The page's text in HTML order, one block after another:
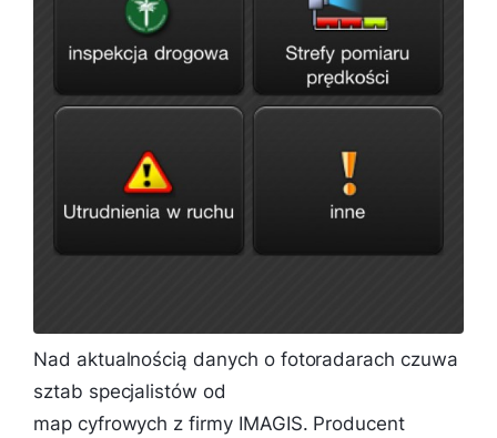
Nad aktualnością danych o fotoradarach czuwa
sztab specjalistów od
map cyfrowych z firmy IMAGIS. Producent